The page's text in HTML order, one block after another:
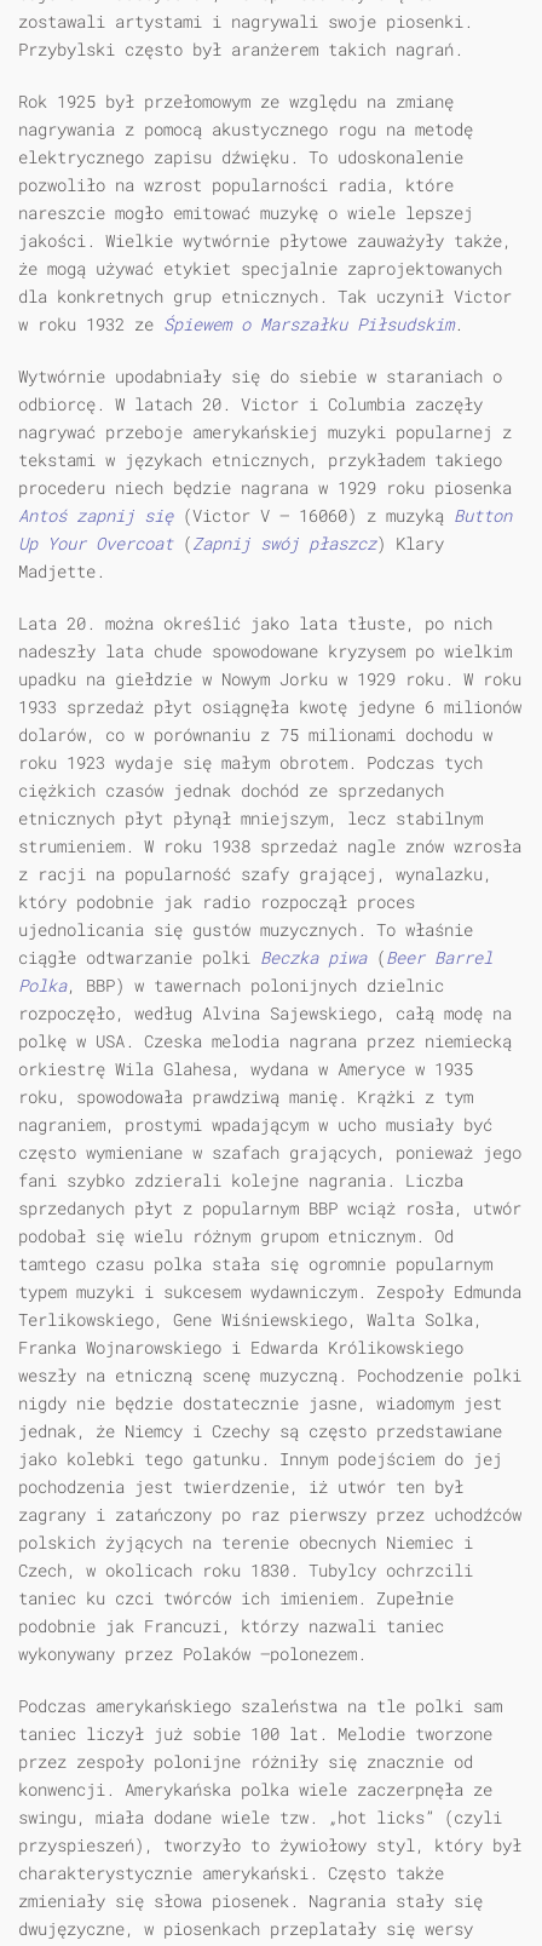
zostawali artystami i nagrywali swoje piosenki.
Przybylski często był aranżerem takich nagrań.
Rok 1925 był przełomowym ze względu na zmianę
nagrywania z pomocą akustycznego rogu na metodę
elektrycznego zapisu dźwięku. To udoskonalenie
pozwoliło na wzrost popularności radia, które
nareszcie mogło emitować muzykę o wiele lepszej
jakości. Wielkie wytwórnie płytowe zauważyły także,
że mogą używać etykiet specjalnie zaprojektowanych
dla konkretnych grup etnicznych. Tak uczynił Victor
w roku 1932 ze Śpiewem o Marszałku Piłsudskim.
Wytwórnie upodabniały się do siebie w staraniach o
odbiorcę. W latach 20. Victor i Columbia zaczęły
nagrywać przeboje amerykańskiej muzyki popularnej z
tekstami w językach etnicznych, przykładem takiego
procederu niech będzie nagrana w 1929 roku piosenka
Antoś zapnij się(Victor V — 16060) z muzyką Button
Up Your Overcoat(Zapnij swój płaszcz) Klary
Madjette.
Lata 20. można określić jako lata tłuste, po nich
nadeszły lata chude spowodowane kryzysem po wielkim
upadku na giełdzie w Nowym Jorku w 1929 roku. W roku
1933 sprzedaż płyt osiągnęła kwotę jedyne 6 milionów
dolarów, co w porównaniu z 75 milionami dochodu w
roku 1923 wydaje się małym obrotem. Podczas tych
ciężkich czasów jednak dochód ze sprzedanych
etnicznych płyt płynął mniejszym, lecz stabilnym
strumieniem. W roku 1938 sprzedaż nagle znów wzrosła
z racji na popularność szafy grającej, wynalazku,
który podobnie jak radio rozpoczął proces
ujednolicania się gustów muzycznych. To właśnie
ciągłe odtwarzanie polki Beczka piwa(Beer Barrel
Polka, BBP) w tawernach polonijnych dzielnic
rozpoczęło, według Alvina Sajewskiego, całą modę na
polkę w USA. Czeska melodia nagrana przez niemiecką
orkiestrę Wila Glahesa, wydana w Ameryce w 1935
roku, spowodowała prawdziwą manię. Krążki z tym
nagraniem, prostymi wpadającym w ucho musiały być
często wymieniane w szafach grających, ponieważ jego
fani szybko zdzierali kolejne nagrania. Liczba
sprzedanych płyt z popularnym BBP wciąż rosła, utwór
podobał się wielu różnym grupom etnicznym. Od
tamtego czasu polka stała się ogromnie popularnym
typem muzyki i sukcesem wydawniczym. Zespoły Edmunda
Terlikowskiego, Gene Wiśniewskiego, Walta Solka,
Franka Wojnarowskiego i Edwarda Królikowskiego
weszły na etniczną scenę muzyczną. Pochodzenie polki
nigdy nie będzie dostatecznie jasne, wiadomym jest
jednak, że Niemcy i Czechy są często przedstawiane
jako kolebki tego gatunku. Innym podejściem do jej
pochodzenia jest twierdzenie, iż utwór ten był
zagrany i zatańczony po raz pierwszy przez uchodźców
polskich żyjących na terenie obecnych Niemiec i
Czech, w okolicach roku 1830. Tubylcy ochrzcili
taniec ku czci twórców ich imieniem. Zupełnie
podobnie jak Francuzi, którzy nazwali taniec
wykonywany przez Polaków —polonezem.
Podczas amerykańskiego szaleństwa na tle polki sam
taniec liczył już sobie 100 lat. Melodie tworzone
przez zespoły polonijne różniły się znacznie od
konwencji. Amerykańska polka wiele zaczerpnęła ze
swingu, miała dodane wiele tzw. „hot licks” (czyli
przyspieszeń), tworzyło to żywiołowy styl, który był
charakterystycznie amerykański. Często także
zmieniały się słowa piosenek. Nagrania stały się
dwujęzyczne, w piosenkach przeplatały się wersy